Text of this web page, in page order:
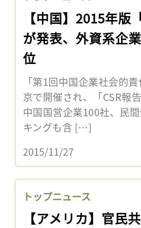
【中国】2015年版
が発表、外資系企
位
「第1回中国企業社会的
京で開催され、「CSR報
中国国営企業100社、民
キングも含 […]
2015/11/27
トップニュース
【アメリカ】官民